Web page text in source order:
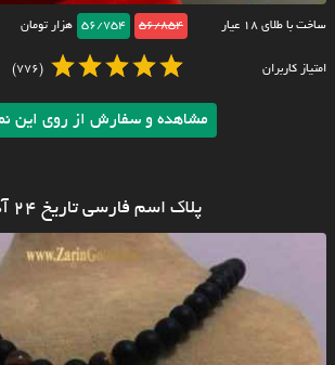
ساخت با طلای ۱۸ عیار 56/854
56/754 هزار تومان
امتیاز کاربران (776)
مشاهده و سفارش از روی این
پلاک اسم فارسی تاریخ ۲۴ آذر